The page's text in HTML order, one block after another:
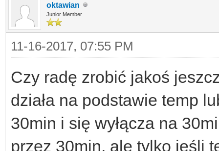
oktawian
Junior Member
11-16-2017, 07:55 PM
Czy radę zrobić jakoś
działa na podstawie temp
30min i się wyłącza na
przez 30min, ale tylko jeśli